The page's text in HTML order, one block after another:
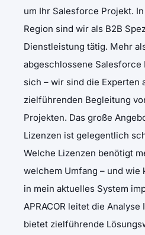
um Ihr Salesforce Projekt.
Region sind wir als B2B
Dienstleistung tätig. Mehr
abgeschlossene
sich – wir sind die Experten
zielführenden Begleitung
Projekten. Das große
Lizenzen ist gelegentlich
Welche Lizenzen benötigt
welchem Umfang – und wie
in mein aktuelles System
APRACOR leitet die
bietet zielführende